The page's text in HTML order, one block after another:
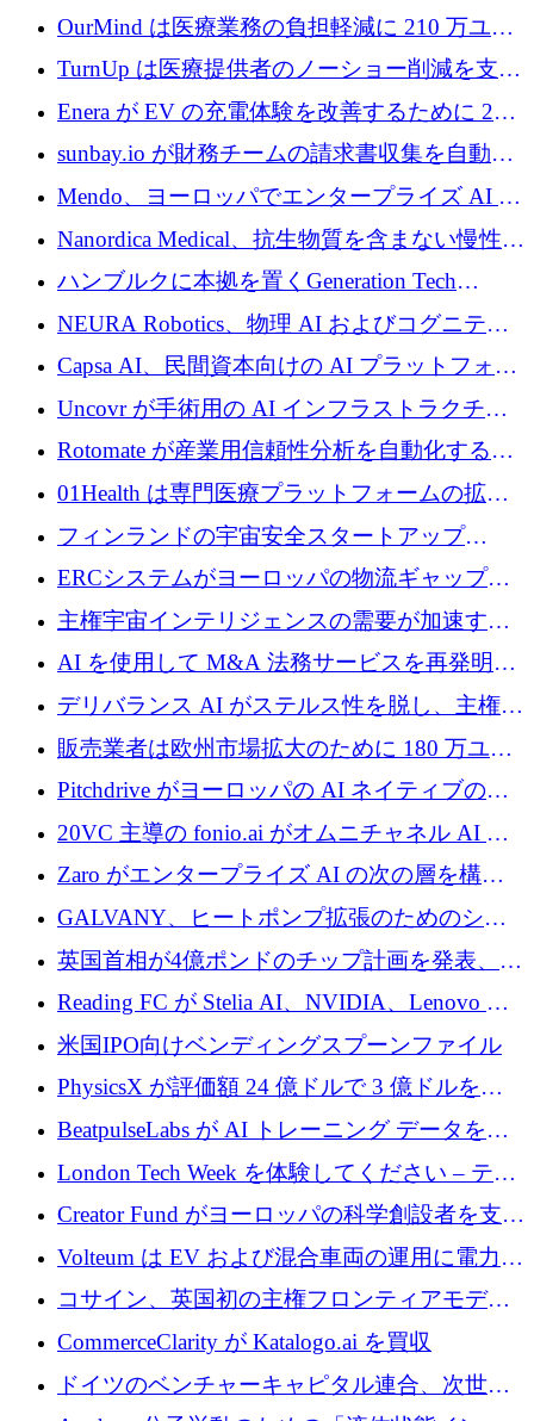
Theker が 8,500 万ドルを調達
OurMind は医療業務の負担軽減に 210 万ユー
ロを寄付
TurnUp は医療提供者のノーショー削減を支援
するために 200 万ユーロを調達
Enera が EV の充電体験を改善するために 200
万ドルを調達
sunbay.io が財務チームの請求書収集を自動化
するために 55 万ユーロを調達
Mendo、ヨーロッパでエンタープライズ AI 導
入を拡大するために 1,200 万ユーロを確保
Nanordica Medical、抗生物質を含まない慢性創
傷治療薬を市場に投入するために 160 万ユー
ロを調達
ハンブルクに本拠を置くGeneration Tech
Partnersが5,000万ユーロのAIロールアップファ
NEURA Robotics、物理 AI およびコグニティ
ブ ロボティクス プラットフォームを拡張する
ためにシリーズ C で最大 14 億ドルを確保
Capsa AI、民間資本向けの AI プラットフォー
ムを拡大するために 1,800 万ドルを調達
Uncovr が手術用の AI インフラストラクチャ
を構築するために 700 万ドルを調達
Rotomate が産業用信頼性分析を自動化するた
めに 210 万ユーロを調達
01Health は専門医療プラットフォームの拡大
に 1,500 万ドルを確保
フィンランドの宇宙安全スタートアップ
Aavuus が、スペースデブリ追跡に取り組むプ
レシード資金を獲得
ERCシステムがヨーロッパの物流ギャップを
埋めるために設計された重量物運搬用eVTOL
であるVictorを発表
主権宇宙インテリジェンスの需要が加速する
中、ICEYEは評価額100億ユーロ以上で4億
AI を使用して M&A 法務サービスを再発明す
るために 110 万ユーロを適切に確保
デリバランス AI がステルス性を脱し、主権の
あるエンタープライズ AI を強化
販売業者は欧州市場拡大のために 180 万ユー
ロを確保
Pitchdrive がヨーロッパの AI ネイティブの創
業者を支援するために 6,000 万ユーロを調達
20VC 主導の fonio.ai がオムニチャネル AI プ
ラットフォームのために 1,700 万ドルを調達
Zaro がエンタープライズ AI の次の層を構築
するために 510 万ドルを獲得
GALVANY、ヒートポンプ拡張のためのシー
ドラウンドで1,000万ユーロを確保
英国首相が4億ポンドのチップ計画を発表、英
国の新興企業は「ここで拡大」し「ここに留
まる」
Reading FC が Stelia AI、NVIDIA、Lenovo と
協力して AI Center of Excellence を立ち上げ
米国IPO向けベンディングスプーンファイル
PhysicsX が評価額 24 億ドルで 3 億ドルを調
達
BeatpulseLabs が AI トレーニング データを拡
張するために 180 万ドルのプレシードを調達
London Tech Week を体験してください – テク
ノロジーがヨーロッパのイノベーションの未
来を形作る場所
Creator Fund がヨーロッパの科学創設者を支援
するために 5,600 万ドルを調達
Volteum は EV および混合車両の運用に電力を
供給するために 250 万ユーロを寄付
コサイン、英国初の主権フロンティアモデル
で業界の支援を確保
CommerceClarity が Katalogo.ai を買収
ドイツのベンチャーキャピタル連合、次世代
スタートアップの成長に向けて機関投資家へ